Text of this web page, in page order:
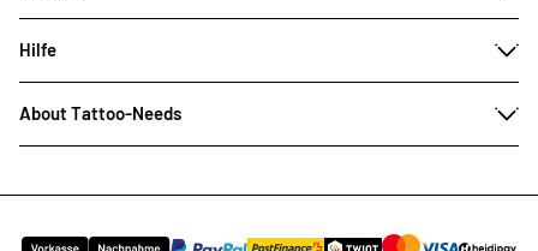
Hilfe
About Tattoo-Needs